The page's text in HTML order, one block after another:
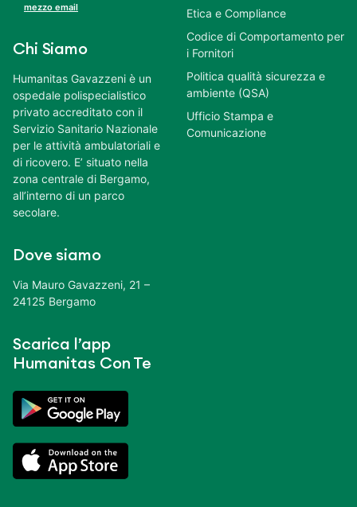
mezzo email
Chi Siamo
Humanitas Gavazzeni è un
ospedale polispecialistico
privato accreditato con il
Servizio Sanitario Nazionale
per le attività ambulatoriali e
di ricovero. E’ situato nella
zona centrale di Bergamo,
all’interno di un parco
secolare.
Dove siamo
Via Mauro Gavazzeni, 21 –
24125 Bergamo
Scarica l’app
Humanitas Con Te
Etica e Compliance
Codice di Comportamento per
i Fornitori
Politica qualità sicurezza e
ambiente (QSA)
Ufficio Stampa e
Comunicazione